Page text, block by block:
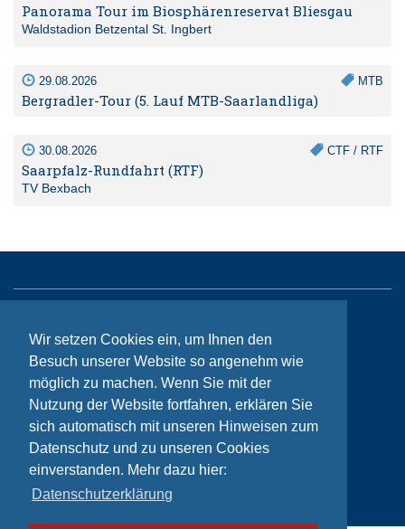
Wir setzen Cookies ein, um Ihnen den
Besuch unserer Website so angenehm wie
möglich zu machen. Wenn Sie mit der
Nutzung der Website fortfahren, erklären Sie
sich automatisch mit unseren Hinweisen zum
Datenschutz und zu unseren Cookies
einverstanden. Mehr dazu hier:
Datenschutzerklärung
Panorama Tour im Biosphärenreservat Bliesgau
Waldstadion Betzental St. Ingbert
29.08.2026 MTB
Bergradler-Tour (5. Lauf MTB-Saarlandliga)
30.08.2026 CTF / RTF
Saarpfalz-Rundfahrt (RTF)
TV Bexbach
Kontakt
Impressum
Datenschutzhinweise